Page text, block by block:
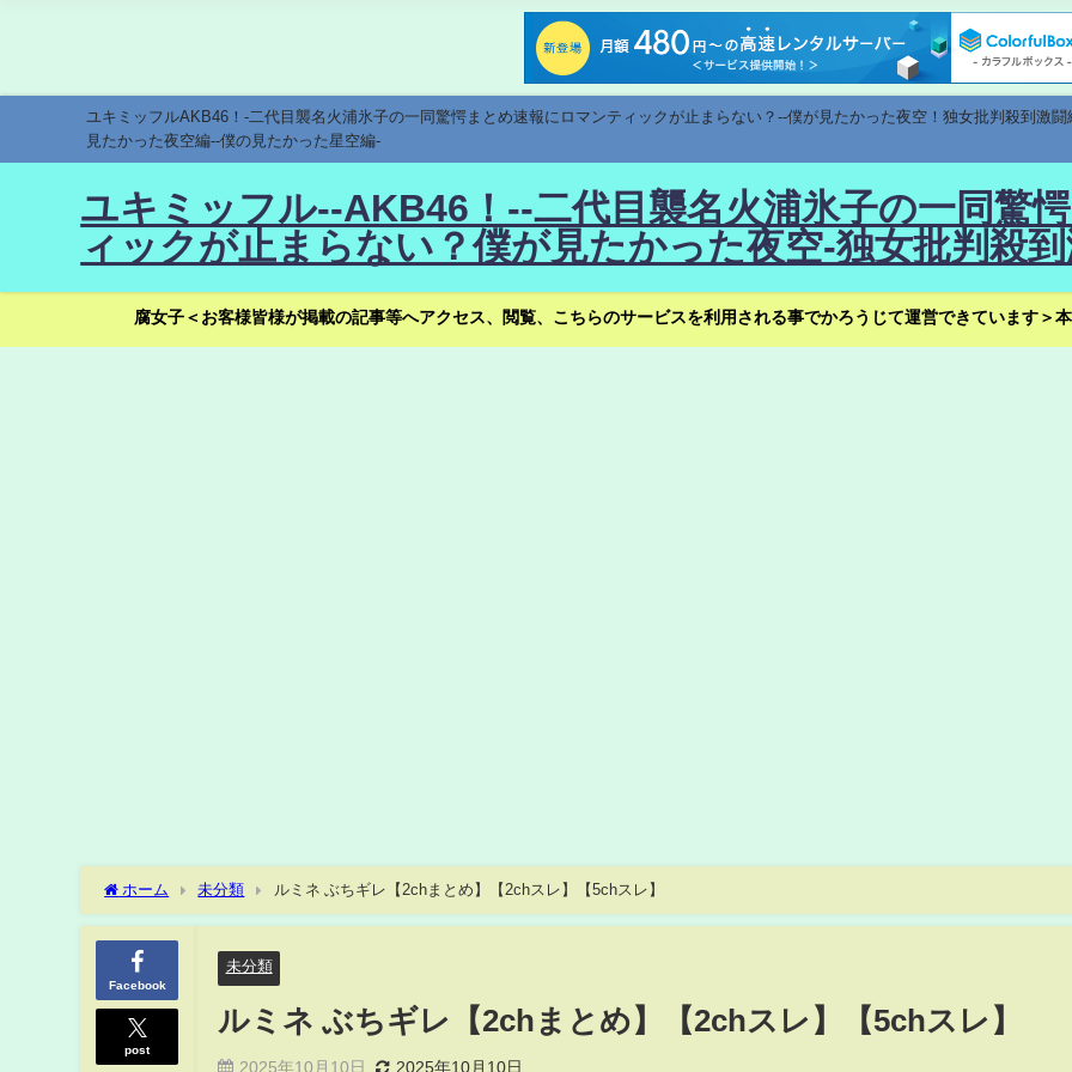
ユキミッフルAKB46！-二代目襲名火浦氷子の一同驚愕まとめ速報にロマンティックが止まらない？--僕が見たかった夜空！独女批判殺到激
見たかった夜空編--僕の見たかった星空編-
ユキミッフル--AKB46！--二代目襲名火浦氷子の一同驚
ィックが止まらない？僕が見たかった夜空-独女批判殺
腐女子＜お客様皆様が掲載の記事等へアクセス、閲覧、こちらのサービスを利用される事でかろうじて運営できています＞
ホーム 未分類 ルミネ ぶちギレ【2chまとめ】【2chスレ】【5chスレ】
Facebook
post
未分類
ルミネ ぶちギレ【2chまとめ】【2chスレ】【5chスレ】
2025年10月10日 2025年10月10日